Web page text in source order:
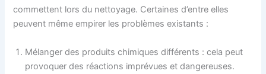
commettent lors du nettoyage. Certaines d’entre elles
peuvent même empirer les problèmes existants :
Mélanger des produits chimiques différents : cela peut
provoquer des réactions imprévues et dangereuses.